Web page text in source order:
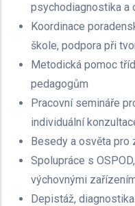
psychodiagnostika a
Koordinace
škole, podpora při
Metodická pomoc
pedagogům
Pracovní semináře
individuální
Besedy a osvěta pro
Spolupráce s
výchovnými
Depistáž, diagnostika